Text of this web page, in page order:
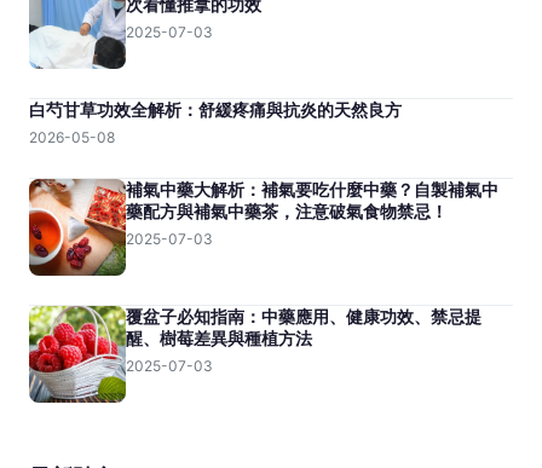
2025-07-03
白芍甘草功效全解析：舒緩疼痛與抗炎的天然良方
2026-05-08
補氣中藥大解析：補氣要吃什麼中藥？自製補氣中
藥配方與補氣中藥茶，注意破氣食物禁忌！
2025-07-03
覆盆子必知指南：中藥應用、健康功效、禁忌提
醒、樹莓差異與種植方法
2025-07-03